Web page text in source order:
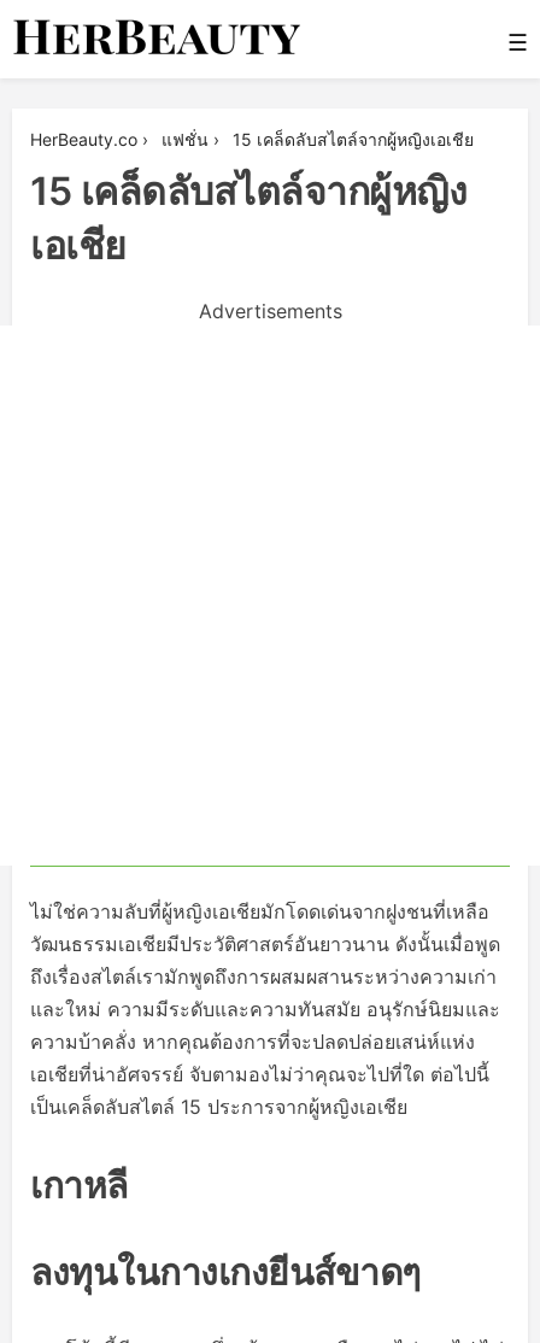
Skip
☰
HerBeauty.co › แฟชั่น › 15 เคล็ดลับสไตล์จากผู้หญิงเอเชีย
15 เคล็ดลับสไตล์จากผู้หญิง
เอเชีย
Advertisements
ไม่ใช่ความลับที่ผู้หญิงเอเชียมักโดดเด่นจากฝูงชนที่เหลือ
วัฒนธรรมเอเชียมีประวัติศาสตร์อันยาวนาน ดังนั้นเมื่อพูด
ถึงเรื่องสไตล์เรามักพูดถึงการผสมผสานระหว่างความเก่า
และใหม่ ความมีระดับและความทันสมัย อนุรักษ์นิยมและ
ความบ้าคลั่ง หากคุณต้องการที่จะปลดปล่อยเสน่ห์แห่ง
เอเชียที่น่าอัศจรรย์ จับตามองไม่ว่าคุณจะไปที่ใด ต่อไปนี้
เป็นเคล็ดลับสไตล์ 15 ประการจากผู้หญิงเอเชีย
เกาหลี
ลงทุนในกางเกงยีนส์ขาดๆ